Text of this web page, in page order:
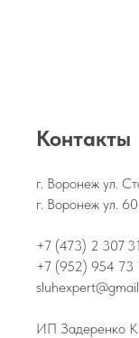
Контакты
г. Воронеж ул.
г. Воронеж ул.
+7 (473) 2 307
+7 (952) 954 73
ИП Задеренко